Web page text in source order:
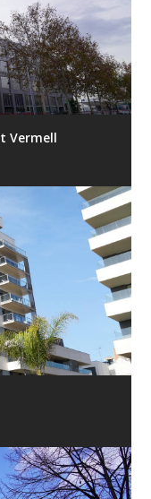
Vermell